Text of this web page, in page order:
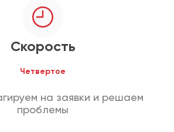
Скорость
Четвертое
на заявки и решаем
проблемы